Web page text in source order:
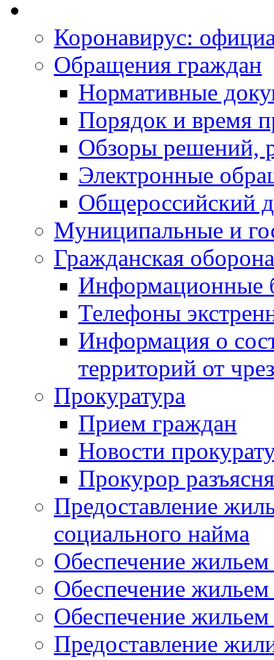
Коронавирус:
Обращения граждан
Нормативные
Порядок и время
Обзоры решений,
Электронные
Общероссийский
Муниципальные и
Гражданская
Информационные
Телефоны
Информация о
территорий от
Прокуратура
Прием граждан
Новости
Прокурор
Предоставление
социального найма
Обеспечение
Обеспечение
Обеспечение жильем
Предоставление